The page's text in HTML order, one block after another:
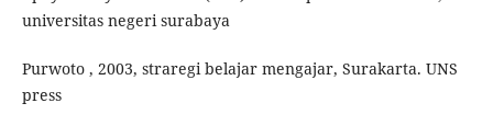
universitas negeri surabaya
Purwoto , 2003, straregi belajar mengajar, Surakarta. UNS
press